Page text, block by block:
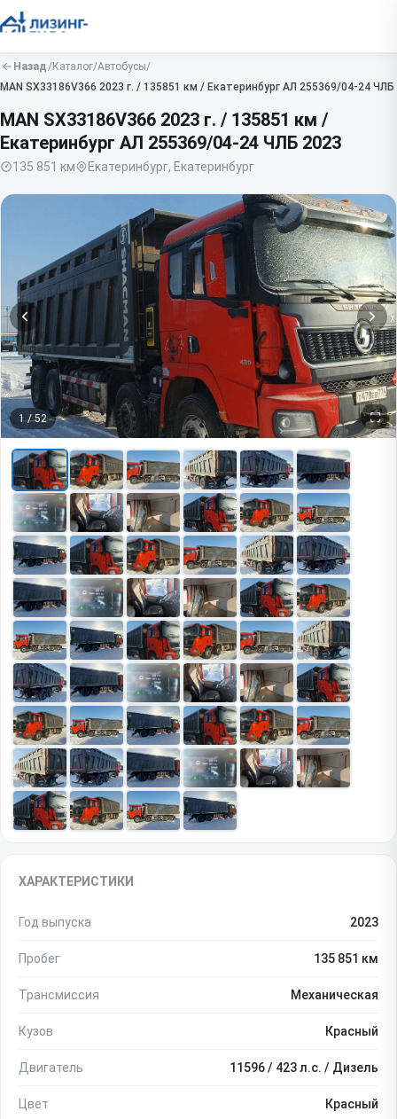
Назад/Каталог/Автобусы/
MAN SX33186V366 2023 г. / 135851 км / Екатеринбург АЛ 255369/04-24 ЧЛБ
MAN SX33186V366 2023 г. / 135851 км /
Екатеринбург АЛ 255369/04-24 ЧЛБ 2023
135 851 км Екатеринбург, Екатеринбург
1/52
ХАРАКТЕРИСТИКИ
Год выпуска 2023
Пробег 135 851 км
Трансмиссия Механическая
Кузов Красный
Двигатель 11596 / 423 л.с. / Дизель
Цвет Красный